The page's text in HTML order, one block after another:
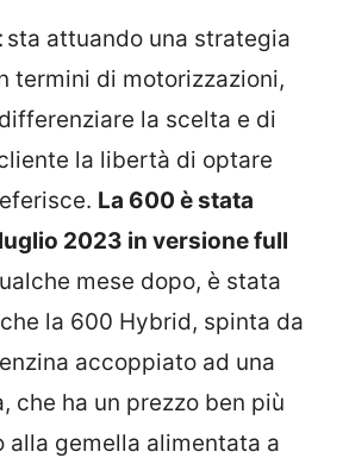
sta attuando una strategia
termini di motorizzazioni,
la scelta e di
la libertà di optare
La 600 è stata
2023 in versione full
mese dopo, è stata
la 600 Hybrid, spinta da
accoppiato ad una
che ha un prezzo ben più
alla gemella alimentata a